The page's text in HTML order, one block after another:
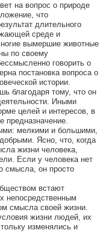
на вопрос о природе
что
длительного
среде и
вымершие животные
по своему
говорить о
постановка вопроса о
истории.
благодаря тому, что он
Иными
целей и интересов, в
предназначение.
мелкими и большими,
Ясно, что, когда
жизни человека,
Если у человека нет
смысла, он просто
встают
непосредственным
смысла своей жизни.
жизни людей, их
изменялись и